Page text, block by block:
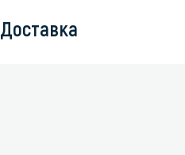
Доставка